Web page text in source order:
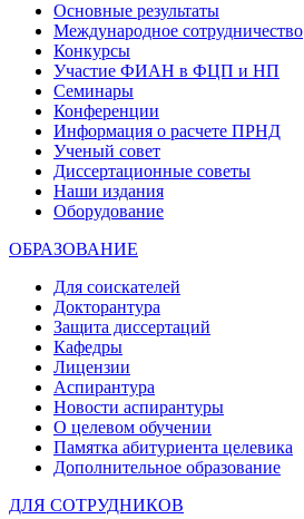
Основные результаты
Международное сотрудничество
Конкурсы
Участие ФИАН в ФЦП и НП
Семинары
Конференции
Информация о расчете ПРНД
Ученый совет
Диссертационные советы
Наши издания
Оборудование
ОБРАЗОВАНИЕ
Для соискателей
Докторантура
Защита диссертаций
Кафедры
Лицензии
Аспирантура
Новости аспирантуры
О целевом обучении
Памятка абитуриента целевика
Дополнительное образование
ДЛЯ СОТРУДНИКОВ